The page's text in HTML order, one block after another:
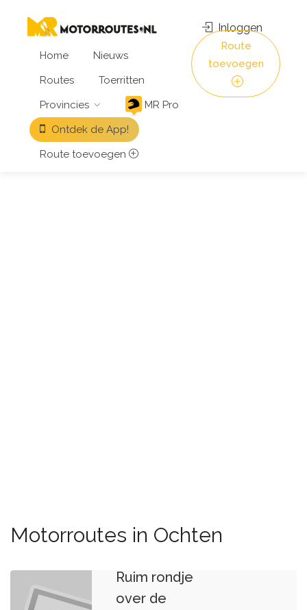
Home
Nieuws
Routes
Toerritten
Provincies
MR Pro
Ontdek de App!
Route toevoegen
Inloggen
Route
toevoegen
Motorroutes in Ochten
Ruim rondje
over de